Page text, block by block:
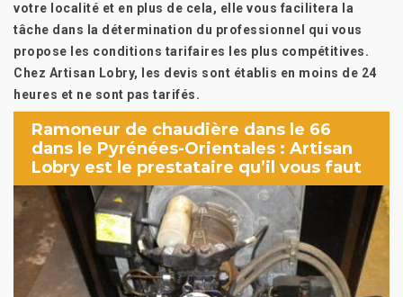
votre localité et en plus de cela, elle vous facilitera la
tâche dans la détermination du professionnel qui vous
propose les conditions tarifaires les plus compétitives.
Chez Artisan Lobry, les devis sont établis en moins de 24
heures et ne sont pas tarifés.
Ramoneur de chaudière dans le 66
dans le Pyrénées-Orientales : Artisan
Lobry est le prestataire qu’il vous faut